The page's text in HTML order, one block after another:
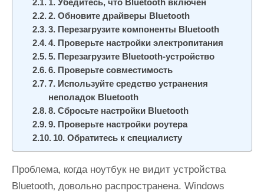
1. Убедитесь‚ что Bluetooth включен
2. Обновите драйверы Bluetooth
3. Перезагрузите компоненты Bluetooth
4. Проверьте настройки электропитания
5. Перезагрузите Bluetooth-устройство
6. Проверьте совместимость
7. Используйте средство устранения
неполадок Bluetooth
8. Сбросьте настройки Bluetooth
9. Проверьте настройки роутера
10. Обратитесь к специалисту
Проблема‚ когда ноутбук не видит устройства
Bluetooth‚ довольно распространена. Windows